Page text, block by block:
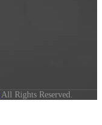
All Rights Reserved.